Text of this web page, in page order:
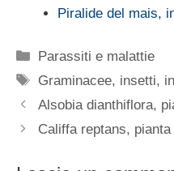
Piralide del mais,
Categorie
Parassiti e malattie
Tag
Graminacee, insetti,
Alsobia dianthiflora,
Califfa reptans,